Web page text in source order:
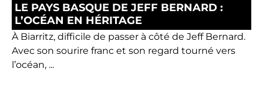
LE PAYS BASQUE DE JEFF BERNARD :
L’OCÉAN EN HÉRITAGE
À Biarritz, difficile de passer à côté de Jeff Bernard.
Avec son sourire franc et son regard tourné vers
l’océan, ...